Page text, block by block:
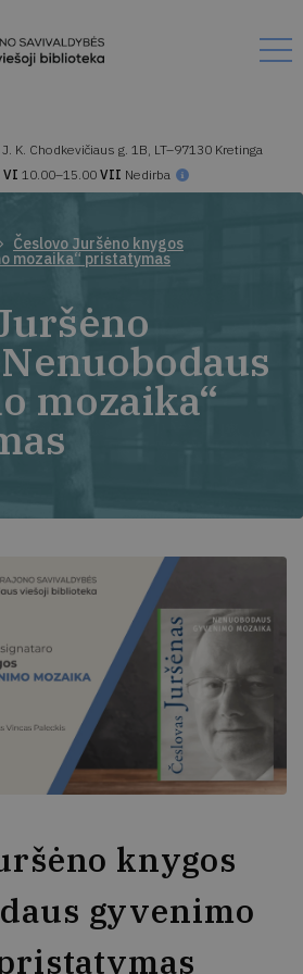
J. K. Chodkevičiaus g. 1B, LT–97130 Kretinga
VI 10.00–15.00 VII Nedirba
Česlovo Juršėno knygos
mozaika“ pristatymas
mozaika“
knygos
gyvenimo